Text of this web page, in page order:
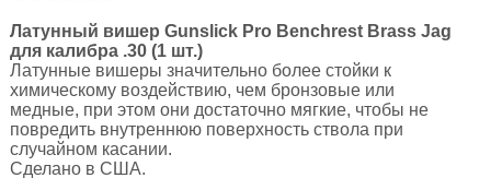
Латунный вишер Gunslick Pro Benchrest Brass Jag
для калибра .30 (1 шт.)
Латунные вишеры значительно более стойки к
химическому воздействию, чем бронзовые или
медные, при этом они достаточно мягкие, чтобы не
повредить внутреннюю поверхность ствола при
случайном касании.
Сделано в США.